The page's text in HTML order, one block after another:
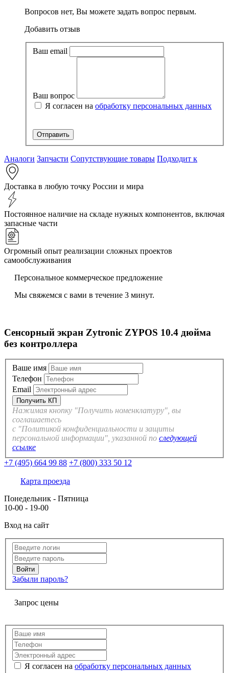
Вопросов нет, Вы можете задать вопрос первым.
Добавить отзыв
Ваш email
Ваш вопрос
Я согласен на обработку персональных данных
Аналоги Запчасти Сопутствующие товары Подходит к
Доставка в любую точку России и мира
Постоянное наличие на складе нужных компонентов, включая
запасные части
Огромный опыт реализации сложных проектов
самообслуживания
Персональное коммерческое предложение
Мы свяжемся с вами в течение 3 минут.
Сенсорный экран Zytronic ZYPOS 10.4 дюйма
без контроллера
Ваше имя
Телефон
Email
Нажимая кнопку "Получить номенклатуру", вы
соглашаетесь
с "Политикой конфиденциальности и защиты
персональной информации", указанной по следующей
ссылке
+7 (495) 664 99 88 +7 (800) 333 50 12
Карта проезда
Понедельник - Пятница
10-00 - 19-00
Вход на сайт
Забыли пароль?
Запрос цены
Я согласен на обработку персональных данных